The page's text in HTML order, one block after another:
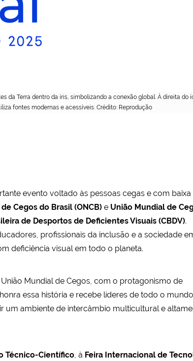
da Terra dentro da íris, simbolizando a conexão global. À direita do
fontes modernas e acessíveis. Crédito: Reprodução
evento voltado às pessoas cegas e com baixa
Cegos do Brasil (ONCB) e União Mundial de
de Desportos de Deficientes Visuais (CBDV).
profissionais da inclusão e a sociedade
deficiência visual em todo o planeta.
Mundial de Cegos, com o protagonismo de
essa história e recebe líderes de todo o
um ambiente de intercâmbio multicultural e
Técnico-Científico, à Feira Internacional de